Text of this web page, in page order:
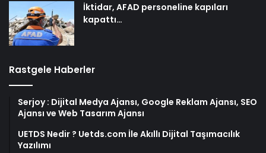
İktidar, AFAD personeline kapıları
kapattı…
Rastgele Haberler
Serjoy : Dijital Medya Ajansı, Google Reklam Ajansı, SEO
Ajansı ve Web Tasarım Ajansı
UETDS Nedir ? Uetds.com İle Akıllı Dijital Taşımacılık
Yazılımı